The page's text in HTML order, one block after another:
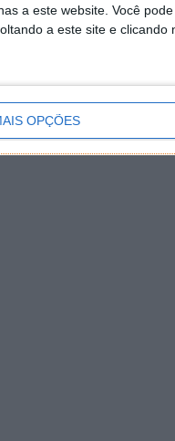
a este website. Você
a este site e clicando
OPÇÕES